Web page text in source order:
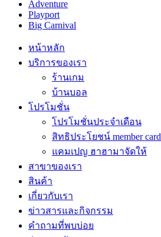
Adventure
Playport
Big Carnival
หน้าหลัก
บริการของเรา
ร้านเกม
บ้านบอล
โปรโมชั่น
โปรโมชั่นประจำเดือน
สิทธิประโยชน์ member card
แคมเปญ ฮาฮามาจัดให้
สาขาของเรา
สินค้า
เกี่ยวกับเรา
ข่าวสารและกิจกรรม
คำถามที่พบบ่อย